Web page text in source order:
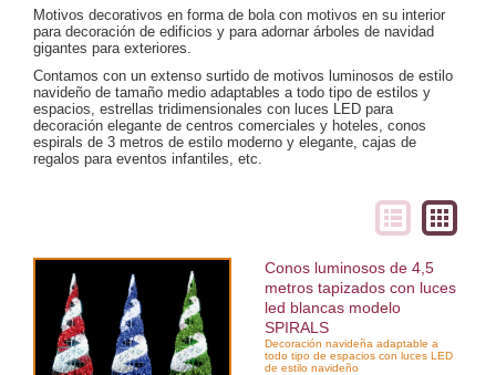
Motivos decorativos en forma de bola con motivos en su interior
para decoración de edificios y para adornar árboles de navidad
gigantes para exteriores.
Contamos con un extenso surtido de motivos luminosos de estilo
navideño de tamaño medio adaptables a todo tipo de estilos y
espacios, estrellas tridimensionales con luces LED para
decoración elegante de centros comerciales y hoteles, conos
espirals de 3 metros de estilo moderno y elegante, cajas de
regalos para eventos infantiles, etc.
Conos luminosos de 4,5
metros tapizados con luces
led blancas modelo
SPIRALS
Decoración navideña adaptable a
todo tipo de espacios con luces LED
de estilo navideño